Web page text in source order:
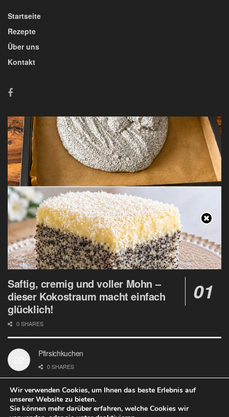
Startseite
Rezepte
Über uns
Kontakt
Saftig, cremig und voller Mohn –
dieser Kokostraum macht einfach
glücklich!
0 SHARES
Pfirsichkuchen
0 SHARES
Wir verwenden Cookies, um Ihnen das beste Erlebnis auf
unserer Website zu bieten.
Sie können mehr darüber erfahren, welche Cookies wir